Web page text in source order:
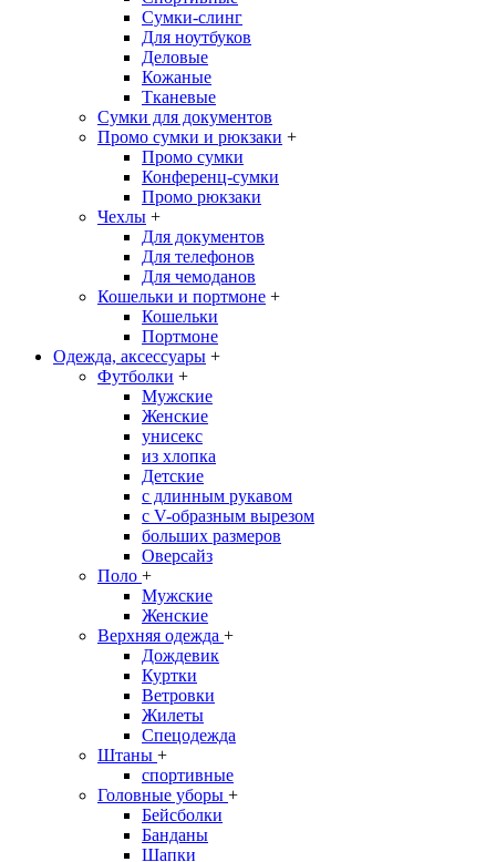
Сумки-слинг
Для ноутбуков
Деловые
Кожаные
Тканевые
Сумки для документов
Промо сумки и рюкзаки +
Промо сумки
Конференц-сумки
Промо рюкзаки
Чехлы +
Для документов
Для телефонов
Для чемоданов
Кошельки и портмоне +
Кошельки
Портмоне
Одежда, аксессуары +
Футболки +
Мужские
Женские
унисекс
из хлопка
Детские
с длинным рукавом
с V-образным вырезом
больших размеров
Оверсайз
Поло +
Мужские
Женские
Верхняя одежда +
Дождевик
Куртки
Ветровки
Жилеты
Спецодежда
Штаны +
спортивные
Головные уборы +
Бейсболки
Банданы
Шапки